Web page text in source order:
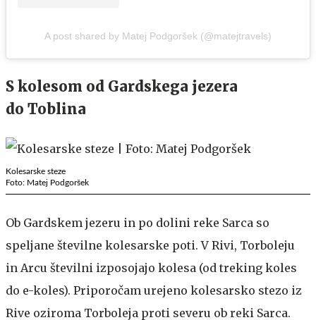
A post shared by Matej Podgoršek (@matejtravels)
S kolesom od Gardskega jezera
do Toblina
Kolesarske steze
Foto: Matej Podgoršek
Ob Gardskem jezeru in po dolini reke Sarca so
speljane številne kolesarske poti. V Rivi, Torboleju
in Arcu številni izposojajo kolesa (od treking koles
do e-koles). Priporočam urejeno kolesarsko stezo iz
Rive oziroma Torboleja proti severu ob reki Sarca.